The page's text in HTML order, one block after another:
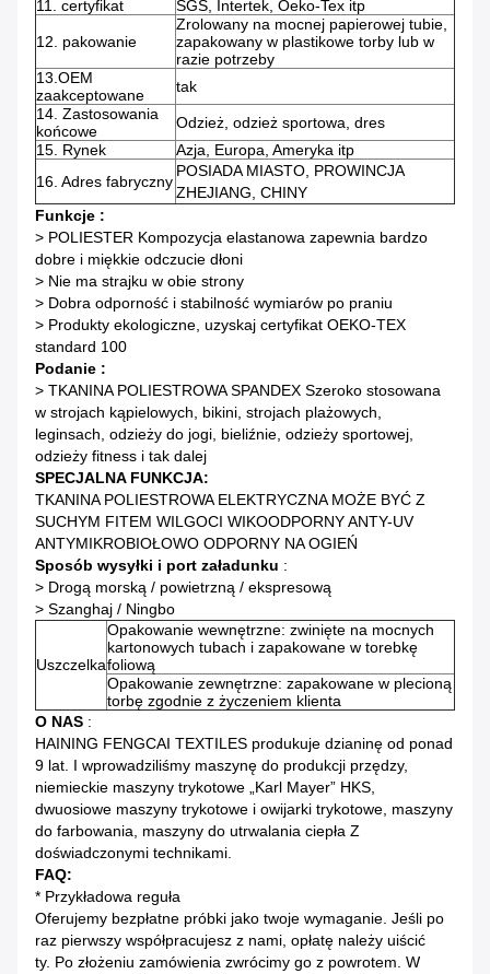
11. certyfikat SGS, Intertek, Oeko-Tex itp
12. pakowanie
Zrolowany na mocnej papierowej tubie,
zapakowany w plastikowe torby lub w
razie potrzeby
13.OEM
zaakceptowane
tak
14. Zastosowania
końcowe
Odzież, odzież sportowa, dres
15. Rynek
Azja, Europa, Ameryka itp
16. Adres fabryczny
POSIADA MIASTO, PROWINCJA
ZHEJIANG, CHINY
Funkcje :
> POLIESTER Kompozycja elastanowa zapewnia bardzo
dobre i miękkie odczucie dłoni
> Nie ma strajku w obie strony
> Dobra odporność i stabilność wymiarów po praniu
> Produkty ekologiczne, uzyskaj certyfikat OEKO-TEX
standard 100
Podanie :
> TKANINA POLIESTROWA SPANDEX Szeroko stosowana
w strojach kąpielowych, bikini, strojach plażowych,
leginsach, odzieży do jogi, bieliźnie, odzieży sportowej,
odzieży fitness i tak dalej
SPECJALNA FUNKCJA:
TKANINA POLIESTROWA ELEKTRYCZNA MOŻE BYĆ Z
SUCHYM FITEM WILGOCI WIKOODPORNY ANTY-UV
ANTYMIKROBIOŁOWO ODPORNY NA OGIEŃ
Sposób wysyłki i port załadunku :
> Drogą morską / powietrzną / ekspresową
> Szanghaj / Ningbo
Uszczelka
Opakowanie wewnętrzne: zwinięte na mocnych
kartonowych tubach i zapakowane w torebkę
foliową
Opakowanie zewnętrzne: zapakowane w plecioną
torbę zgodnie z życzeniem klienta
O NAS :
HAINING FENGCAI TEXTILES produkuje dzianinę od ponad
9 lat. I wprowadziliśmy maszynę do produkcji przędzy,
niemieckie maszyny trykotowe „Karl Mayer” HKS,
dwuosiowe maszyny trykotowe i owijarki trykotowe, maszyny
do farbowania, maszyny do utrwalania ciepła Z
doświadczonymi technikami.
FAQ:
* Przykładowa reguła
Oferujemy bezpłatne próbki jako twoje wymaganie. Jeśli po
raz pierwszy współpracujesz z nami, opłatę należy uiścić
ty. Po złożeniu zamówienia zwrócimy go z powrotem. W